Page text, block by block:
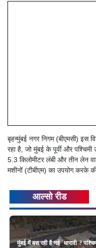
बृहन्मुंबई नगर निगम (बीएमसी) इस
रहा है, जो मुंबई के पूर्वी और
5.3 किलोमीटर लंबी और तीन लेन
मशीनों (टीबीएम) का उपयोग करके
आल्सो रीड
मुंबई में बस रही है नई `धारावी`?